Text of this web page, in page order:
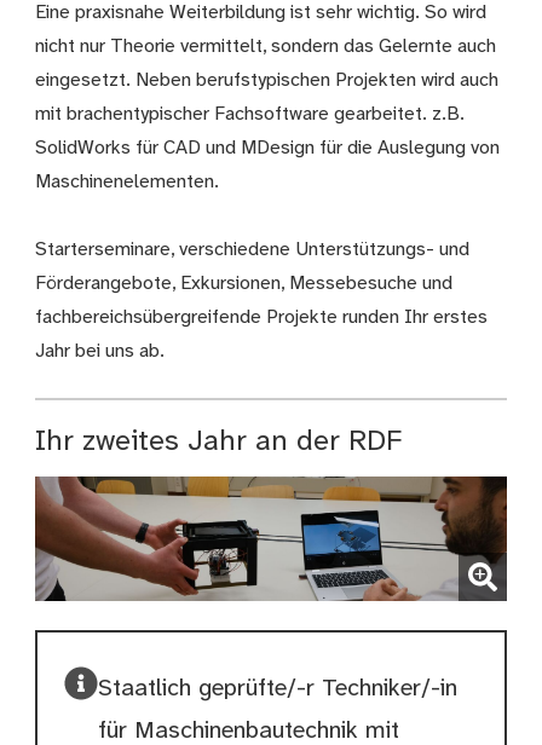
Eine praxisnahe Weiterbildung ist sehr wichtig. So wird
nicht nur Theorie vermittelt, sondern das Gelernte auch
eingesetzt. Neben berufstypischen Projekten wird auch
mit brachentypischer Fachsoftware gearbeitet. z.B.
SolidWorks für CAD und MDesign für die Auslegung von
Maschinenelementen.
Starterseminare, verschiedene Unterstützungs- und
Förderangebote, Exkursionen, Messebesuche und
fachbereichsübergreifende Projekte runden Ihr erstes
Jahr bei uns ab.
Ihr zweites Jahr an der RDF
(Bild vergrößern)
Staatlich geprüfte/-r Techniker/-in
für Maschinenbautechnik mit